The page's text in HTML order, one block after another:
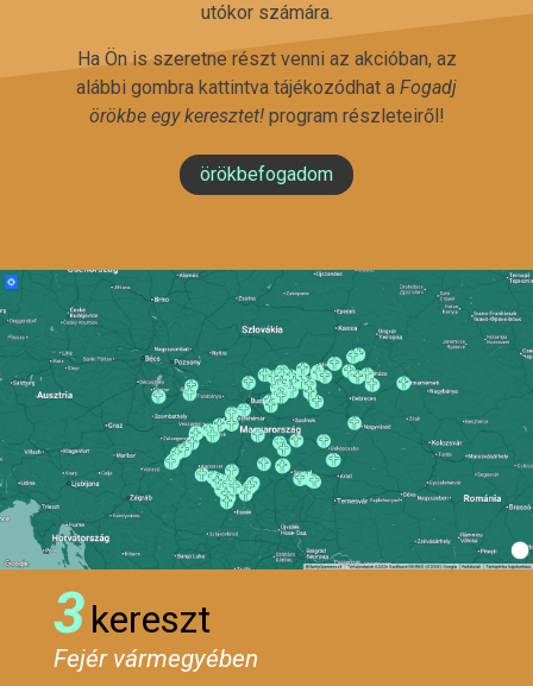
utókor számára.
Ha Ön is szeretne részt venni az akcióban, az
alábbi gombra kattintva tájékozódhat a Fogadj
örökbe egy keresztet!program részleteiről!
örökbefogadom
3kereszt
Fejér vármegyében